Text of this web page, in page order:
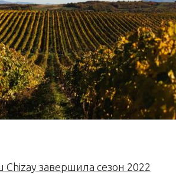
Chizay завершила сезон 2022